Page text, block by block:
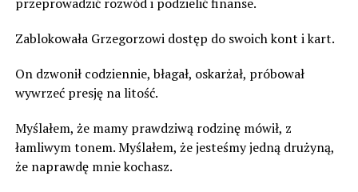
Zablokowała Grzegorzowi dostęp do swoich kont i kart.
On dzwonił codziennie, błagał, oskarżał, próbował
wywrzeć presję na litość.
Myślałem, że mamy prawdziwą rodzinę mówił, z
łamliwym tonem. Myślałem, że jesteśmy jedną drużyną,
że naprawdę mnie kochasz.